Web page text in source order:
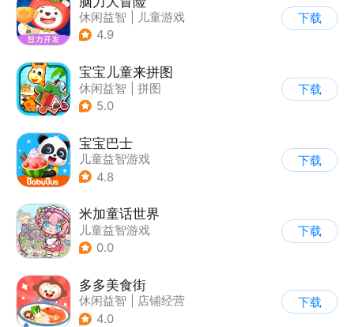
休闲益智
儿童游戏
| 卡通
4.9
下载
宝宝儿童来拼图
休闲益智
拼图
| 儿童游戏
5.0
下载
宝宝巴士
儿童益智游戏
| 启蒙早教
4.8
下载
米加童话世界
儿童益智游戏
0.0
下载
多多美食街
休闲益智
店铺经营
| 美食
4.0
下载